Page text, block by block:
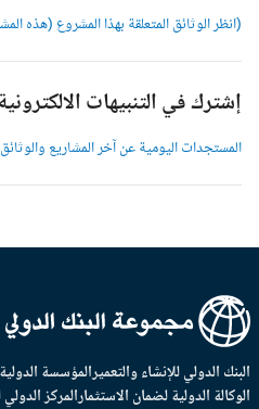
(انظر الوثائق المتعلقة بهذا المشروع (هذه
إشترك في التنبيهات الالكترونية/
المستجدات اليومية عن آخر المشاريع والوثائق
الدولي للإنشاء والتعميرالمؤسسة الدولية
الدولية لضمان الاستثمارالمركز الدولي